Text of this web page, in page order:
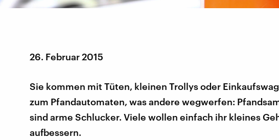
26. Februar 2015
Sie kommen mit Tüten, kleinen Trollys oder
zum Pfandautomaten, was andere wegwerfen:
sind arme Schlucker. Viele wollen einfach ihr kleines
aufbessern.